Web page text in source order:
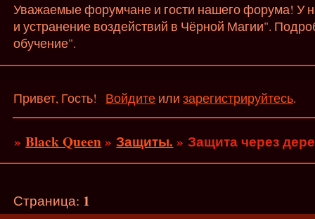
Уважаемые форумчане и гости нашего форума! У
и устранение воздействий в Чёрной Магии".
обучение".
Привет, Гость! Войдите илизарегистрируйтесь.
»Black Queen»Защиты. »Защита через
Страница: 1